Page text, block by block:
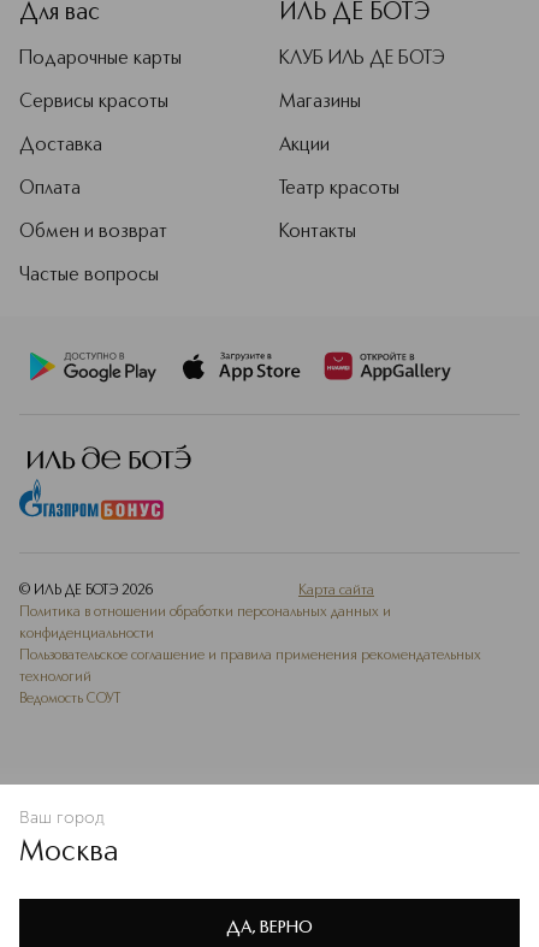
Политике конфиденциальности
В КОРЗИНУ
Для вас
Подарочные карты
Сервисы красоты
Доставка
Оплата
Обмен и возврат
Частые вопросы
ИЛЬ ДЕ БОТЭ
КЛУБ ИЛЬ ДЕ БОТЭ
Магазины
Акции
Театр красоты
Контакты
© ИЛЬ ДЕ БОТЭ 2026
Карта сайта
Политика в отношении обработки персональных данных и
конфиденциальности
Пользовательское соглашение и правила применения рекомендательных
технологий
Ведомость СОУТ
Ваш город
Москва
ДА, ВЕРНО